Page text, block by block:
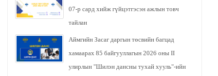
07-р сард хийж гүйцэтгэсэн ажлын товч
тайлан
Аймгийн Засаг даргын төсвийн багцад
хамаарах 85 байгууллагын 2026 оны II
улирлын "Шилэн дансны тухай хууль"-ийн